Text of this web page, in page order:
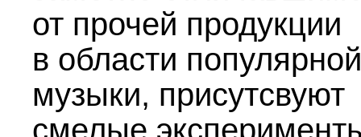
от прочей продукции
в области популярной
музыки, присутсвуют
смелые